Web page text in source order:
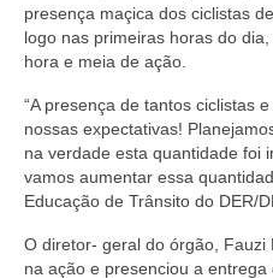
presença maçica dos ciclistas
logo nas primeiras horas do
hora e meia de ação.
“A presença de tantos ciclistas
nossas expectativas!
na verdade esta quantidade foi
vamos aumentar essa
Educação de Trânsito do DER/
O diretor- geral do órgão, Fauzi
na ação e presenciou a entrega